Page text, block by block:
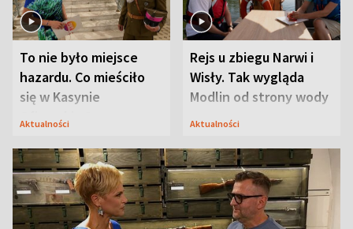
To nie było miejsce
hazardu. Co mieściło
się w Kasynie
Oficerskim?
Aktualności
Rejs u zbiegu Narwi i
Wisły. Tak wygląda
Modlin od strony wody
Aktualności